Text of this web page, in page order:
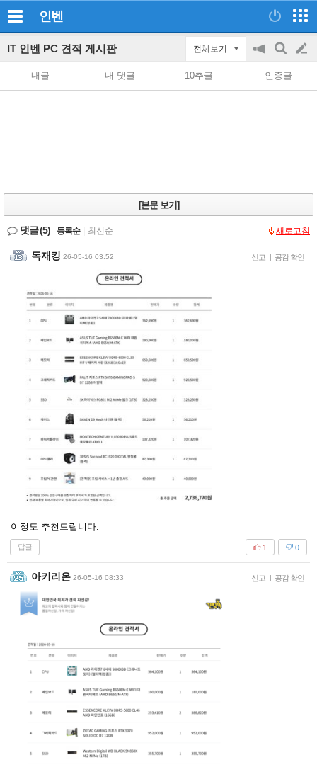
인벤
IT 인벤 PC 견적 게시판 전체보기
공
on/off
검
색
글
쓰
내글 내 댓글 10추글 인증글
[본문 보기]
댓글(5) 등록순 최신순 새로고침
독재킹 26-05-16 03:52 신고 | 공감 확인
이정도 추천드립니다.
답글 0
1
아키리온 26-05-16 08:33 신고 | 공감 확인